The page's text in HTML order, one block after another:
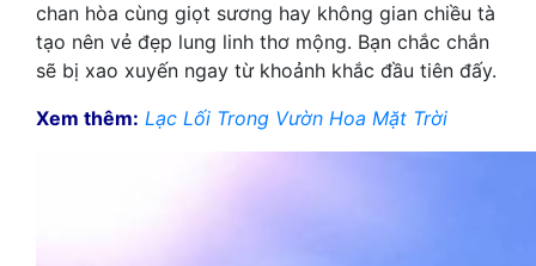
chan hòa cùng giọt sương hay không gian chiều tà
tạo nên vẻ đẹp lung linh thơ mộng. Bạn chắc chắn
sẽ bị xao xuyến ngay từ khoảnh khắc đầu tiên đấy.
Xem thêm: Lạc Lối Trong Vườn Hoa Mặt Trời